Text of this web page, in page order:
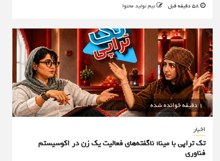
تیم تولید محتوا
1 دقیقه خوانده شده
اخبار
تک تراپی با مینا؛ ناگفته‌های فعالیت یک زن در اکوسیستم
فناوری